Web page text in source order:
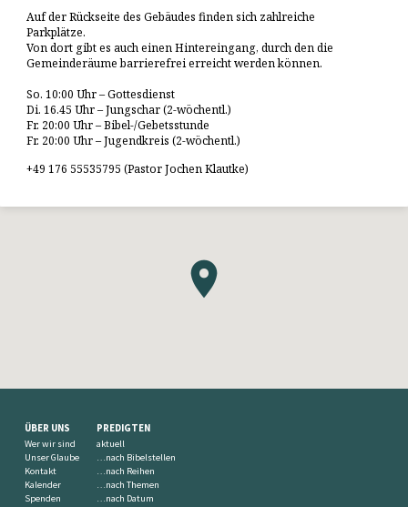
Auf der Rückseite des Gebäudes finden sich zahlreiche
Parkplätze.
Von dort gibt es auch einen Hintereingang, durch den die
Gemeinderäume barrierefrei erreicht werden können.
So. 10:00 Uhr – Gottesdienst
Di. 16.45 Uhr – Jungschar (2-wöchentl.)
Fr. 20:00 Uhr – Bibel-/Gebetsstunde
Fr. 20:00 Uhr – Jugendkreis (2-wöchentl.)
+49 176 55535795 (Pastor Jochen Klautke)
ÜBER UNS
Wer wir sind
Unser Glaube
Kontakt
Kalender
Spenden
PREDIGTEN
aktuell
…nach Bibelstellen
…nach Reihen
…nach Themen
…nach Datum